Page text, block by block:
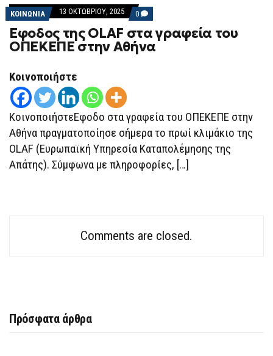
ΚΟΙΝΩΝΙΑ 13 ΟΚΤΩΒΡΊΟΥ, 2025 0 COMMENTS
ON
ΕΦΟΔΟΣ
ΤΗΣ
OLAF
Εφοδος της OLAF στα γραφεία του
ΟΠΕΚΕΠΕ στην Αθήνα
Κοινοποιήστε
ΚοινοποιήστεΕφοδο στα γραφεία του ΟΠΕΚΕΠΕ στην
Αθήνα πραγματοποίησε σήμερα το πρωί κλιμάκιο της
OLAF (Ευρωπαϊκή Υπηρεσία Καταπολέμησης της
Απάτης). Σύμφωνα με πληροφορίες, […]
Comments are closed.
Πρόσφατα άρθρα